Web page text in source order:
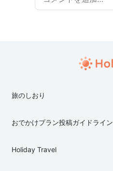
旅のしおり
おでかけプラン投稿ガイドライン
Holiday Travel